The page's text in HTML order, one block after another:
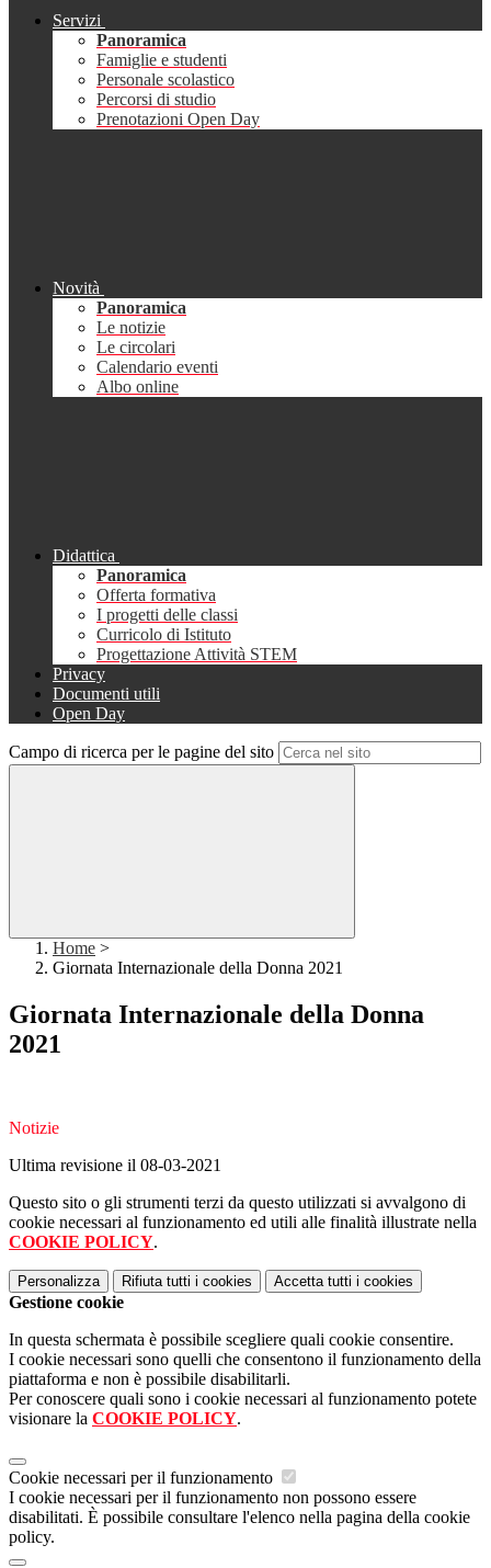
Servizi
Panoramica
Famiglie e studenti
Personale scolastico
Percorsi di studio
Prenotazioni Open Day
Novità
Panoramica
Le notizie
Le circolari
Calendario eventi
Albo online
Didattica
Panoramica
Offerta formativa
I progetti delle classi
Curricolo di Istituto
Progettazione Attività STEM
Privacy
Documenti utili
Open Day
Campo di ricerca per le pagine del sito
Home >
Giornata Internazionale della Donna 2021
Giornata Internazionale della Donna
2021
Notizie
Ultima revisione il 08-03-2021
Questo sito o gli strumenti terzi da questo utilizzati si avvalgono di
cookie necessari al funzionamento ed utili alle finalità illustrate nella
COOKIE POLICY.
Personalizza Rifiuta tutti i cookies Accetta tutti i cookies
Gestione cookie
In questa schermata è possibile scegliere quali cookie consentire.
I cookie necessari sono quelli che consentono il funzionamento della
piattaforma e non è possibile disabilitarli.
Per conoscere quali sono i cookie necessari al funzionamento potete
visionare la COOKIE POLICY.
Cookie necessari per il funzionamento
I cookie necessari per il funzionamento non possono essere
disabilitati. È possibile consultare l'elenco nella pagina della cookie
policy.